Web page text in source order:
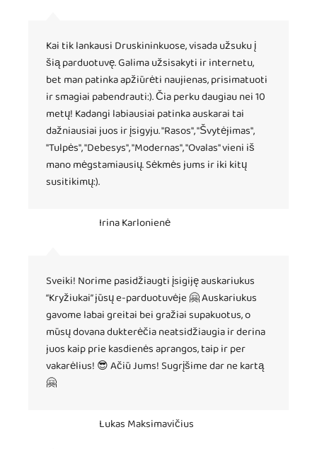
Kai tik lankausi Druskininkuose, visada užsuku į
šią parduotuvę. Galima užsisakyti ir internetu,
bet man patinka apžiūrėti naujienas, prisimatuoti
ir smagiai pabendrauti:). Čia perku daugiau nei 10
metų! Kadangi labiausiai patinka auskarai tai
dažniausiai juos ir įsigyju. "Rasos", "Švytėjimas",
"Tulpės", "Debesys", "Modernas", "Ovalas" vieni iš
mano mėgstamiausių. Sėkmės jums ir iki kitų
susitikimų:).
Irina Karlonienė
Sveiki! Norime pasidžiaugti įsigiję auskariukus
“Kryžiukai” jūsų e-parduotuvėje 🤗 Auskariukus
gavome labai greitai bei gražiai supakuotus, o
mūsų dovana dukterėčia neatsidžiaugia ir derina
juos kaip prie kasdienės aprangos, taip ir per
vakarėlius! 😎 Ačiū Jums! Sugrįšime dar ne kartą
🤗
Lukas Maksimavičius